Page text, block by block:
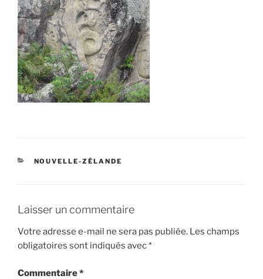
CATÉGORIES
NOUVELLE-ZÉLANDE
Laisser un commentaire
Votre adresse e-mail ne sera pas publiée. Les champs
obligatoires sont indiqués avec*
Commentaire*